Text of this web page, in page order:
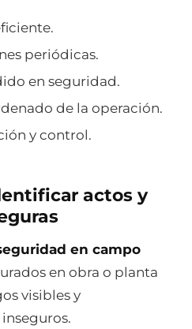
periódicas.
en seguridad.
de la operación.
y control.
actos y
en campo
en obra o planta
visibles y